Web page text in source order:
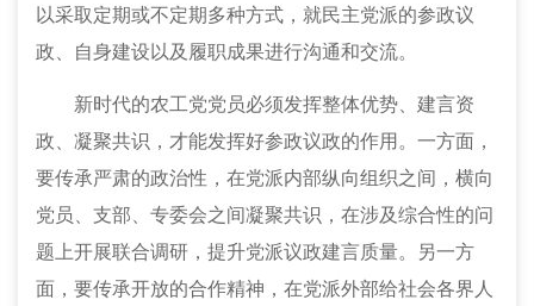
以采取定期或不定期多种方式，就民主党派的参政议
政、自身建设以及履职成果进行沟通和交流。
新时代的农工党党员必须发挥整体优势、建言资
政、凝聚共识，才能发挥好参政议政的作用。一方面，
要传承严肃的政治性，在党派内部纵向组织之间，横向
党员、支部、专委会之间凝聚共识，在涉及综合性的问
题上开展联合调研，提升党派议政建言质量。另一方
面，要传承开放的合作精神，在党派外部给社会各界人